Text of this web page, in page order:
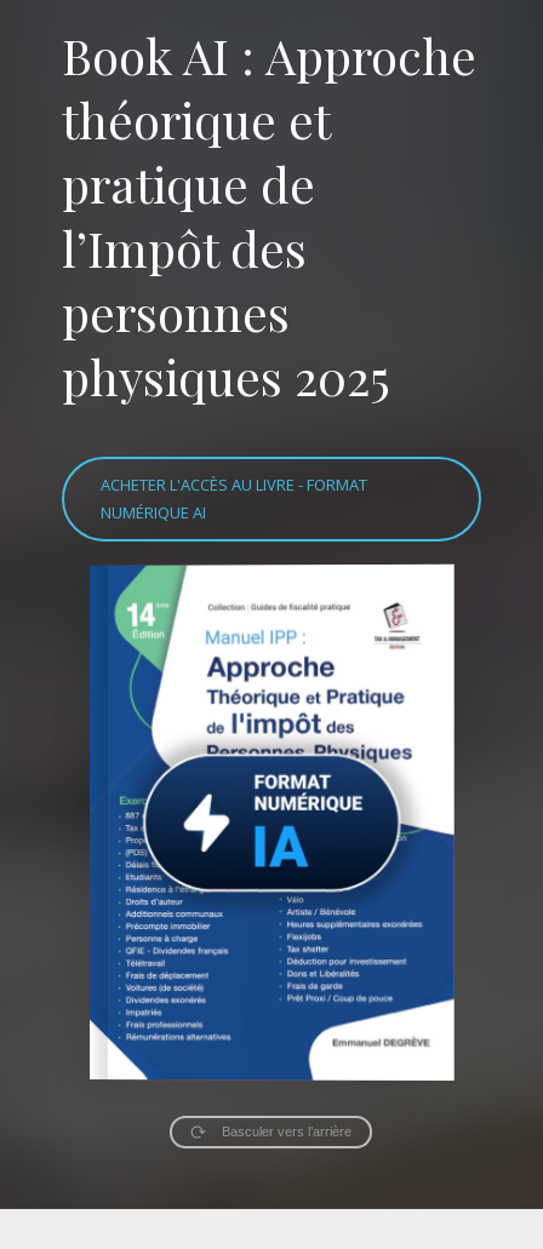
Book AI : Approche
théorique et
pratique de
l’Impôt des
personnes
physiques 2025
ACHETER L'ACCÈS AU LIVRE - FORMAT
NUMÉRIQUE AI
Basculer vers l’arrière